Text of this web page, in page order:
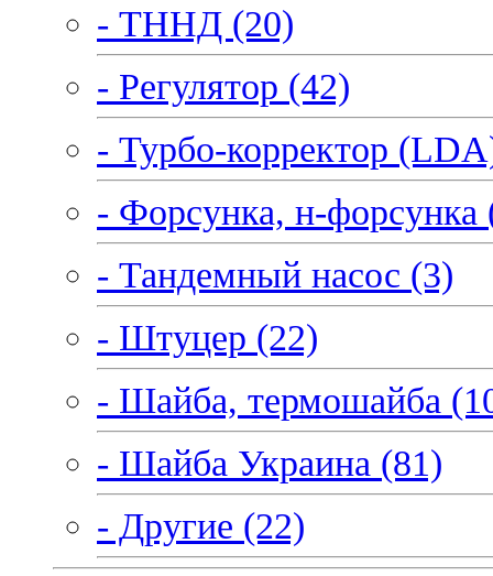
- ТННД (20)
- Регулятор (42)
- Турбо-корректор
- Форсунка, н-форсунка
- Тандемный насос (3)
- Штуцер (22)
- Шайба, термошайба
- Шайба Украина (81)
- Другие (22)